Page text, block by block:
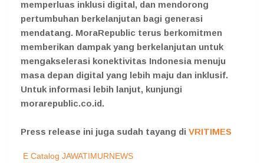
memperluas inklusi digital, dan mendorong
pertumbuhan berkelanjutan bagi generasi
mendatang. MoraRepublic terus berkomitmen
memberikan dampak yang berkelanjutan untuk
mengakselerasi konektivitas Indonesia menuju
masa depan digital yang lebih maju dan inklusif.
Untuk informasi lebih lanjut, kunjungi
morarepublic.co.id.
Press release ini juga sudah tayang di VRITIMES
E Catalog JAWATIMURNEWS